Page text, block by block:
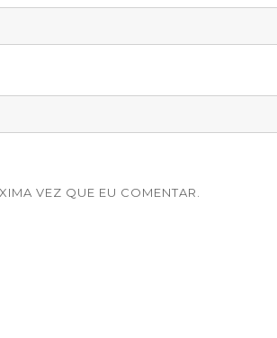
VEZ QUE EU COMENTAR.